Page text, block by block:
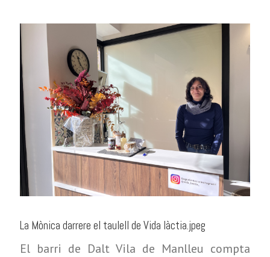
El barri de Dalt Vila de Manlleu compta
La Mònica darrere el taulell de Vida làctia.jpeg